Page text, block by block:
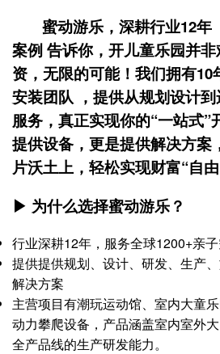
蜜动游乐，深耕行业12年
案例 告诉你，开儿童乐园并
资，无限的可能！我们拥有10
安装团队 ，提供从规划设计
服务，真正实现你的“一站式”
提供设备，更是提供解决方案
片沃土上，轻松实现财富“自由
▶ 为什么选择蜜动游乐？
行业深耕12年，服务全球1200+亲
提供提供规划、设计、研发、生产
解决方案
主营项目有潮玩运动馆、室内大童
动力攀爬设备，产品涵盖室内室外
全产品线的生产研发能力。